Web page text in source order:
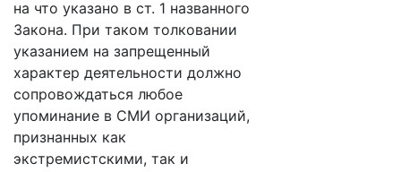
на что указано в ст. 1 названного
Закона. При таком толковании
указанием на запрещенный
характер деятельности должно
сопровождаться любое
упоминание в СМИ организаций,
признанных как
экстремистскими, так и